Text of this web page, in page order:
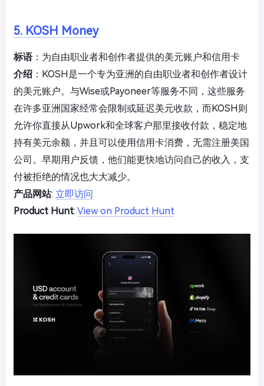
5. KOSH Money
标语：为自由职业者和创作者提供的美元账户和信用卡
介绍 ：KOSH是一个专为亚洲的自由职业者和创作者设计
的美元账户。与Wise或Payoneer等服务不同，这些服务
在许多亚洲国家经常会限制或延迟美元收款，而KOSH则
允许你直接从Upwork和全球客户那里接收付款，稳定地
持有美元余额，并且可以使用信用卡消费，无需注册美国
公司。早期用户反馈，他们能更快地访问自己的收入，支
付被拒绝的情况也大大减少。
产品网站: 立即访问
Product Hunt: View on Product Hunt